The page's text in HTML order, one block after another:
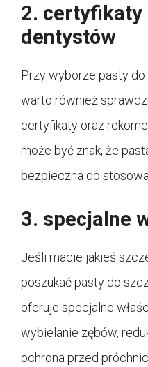
2. certyfikaty
dentystów
Przy wyborze pasty
warto również
certyfikaty oraz
może być znak, że
bezpieczna do
3. specjalne
Jeśli macie jakieś
poszukać pasty do
oferuje specjalne
wybielanie zębów,
ochrona przed